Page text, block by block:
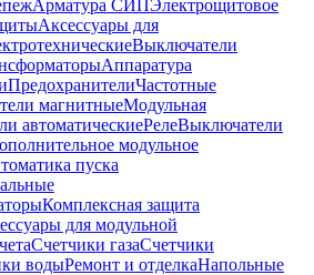
Арматура СИПЭлектрощитовое
Аксессуары для
Выключатели
Аппаратура
ПредохранителиЧастотные
магнитныеМодульная
автоматическиеРелеВыключатели
модульное
пуска
Комплексная защита
для модульной
Счетчики газаСчетчики
водыРемонт и отделкаНапольные